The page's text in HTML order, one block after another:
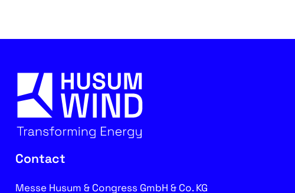
Contact
Messe Husum & Congress GmbH & Co. KG